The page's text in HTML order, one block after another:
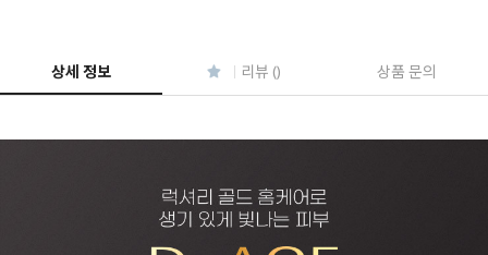
상세 정보 리뷰 () 상품 문의